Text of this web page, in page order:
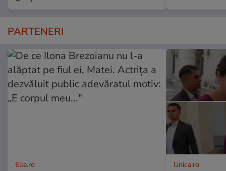
PARTENERI
Elle.ro Unica.ro